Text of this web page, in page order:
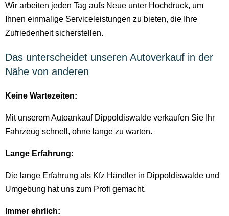
Wir arbeiten jeden Tag aufs Neue unter Hochdruck, um
Ihnen einmalige Serviceleistungen zu bieten, die Ihre
Zufriedenheit sicherstellen.
Das unterscheidet unseren Autoverkauf in der
Nähe von anderen
Keine Wartezeiten:
Mit unserem Autoankauf Dippoldiswalde verkaufen Sie Ihr
Fahrzeug schnell, ohne lange zu warten.
Lange Erfahrung:
Die lange Erfahrung als Kfz Händler in Dippoldiswalde und
Umgebung hat uns zum Profi gemacht.
Immer ehrlich: